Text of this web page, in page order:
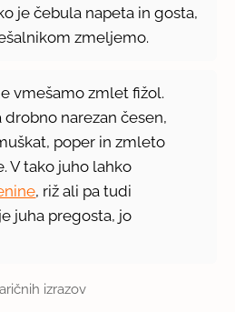
je čebula napeta in gosta,
zmeljemo.
vmešamo zmlet fižol.
drobno narezan česen,
poper in zmleto
V tako juho lahko
, riž ali pa tudi
juha pregosta, jo
izrazov